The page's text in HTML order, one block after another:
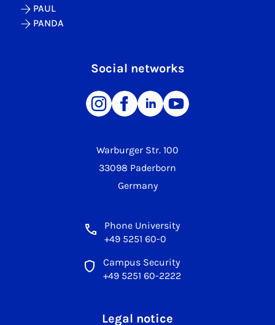
Warburger Str. 100
33098 Paderborn
Germany
Phone University
+49 5251 60-0
Campus Security
+49 5251 60-2222
PAUL
PANDA
Social networks
Legal notice